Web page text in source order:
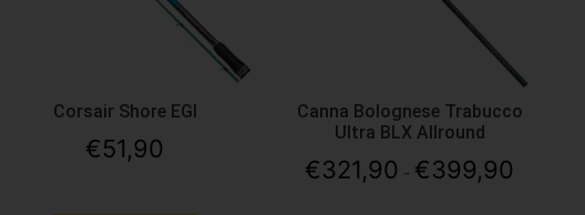
Corsair Shore EGI
€51,90
Canna Bolognese Trabucco
Ultra BLX Allround
€321,90 - €399,90